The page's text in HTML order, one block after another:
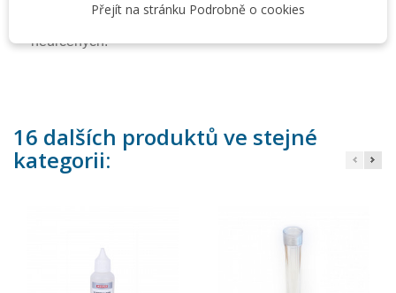
proplachování v žíravinách a kyselinách k tomu
neurcených.
16 dalších produktů ve stejné
kategorii:
Přejít na stránku Podrobně o cookies